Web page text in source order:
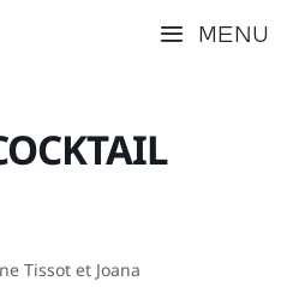
Menu
Tissot et Joana